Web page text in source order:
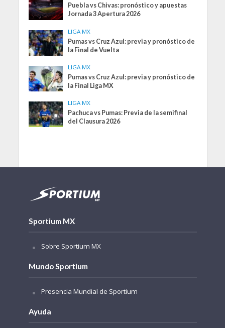
Puebla vs Chivas: pronóstico y apuestas
Jornada 3 Apertura 2026
LIGA MX
Pumas vs Cruz Azul: previa y pronóstico de
la Final de Vuelta
LIGA MX
Pumas vs Cruz Azul: previa y pronóstico de
la Final Liga MX
LIGA MX
Pachuca vs Pumas: Previa de la semifinal
del Clausura 2026
Sportium MX
Sobre Sportium MX
Mundo Sportium
Presencia Mundial de Sportium
Ayuda